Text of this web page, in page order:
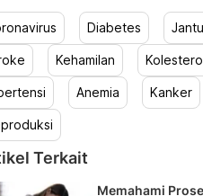
Diabetes
Kehamilan
Anemia Kanker
Terkait
Memahami